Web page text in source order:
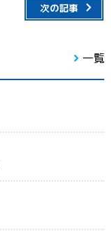
次の記事
一覧